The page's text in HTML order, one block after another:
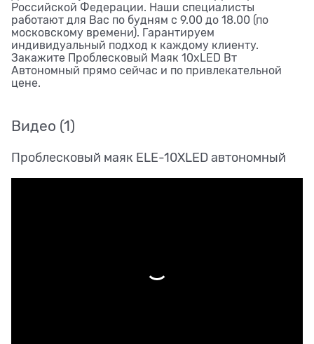
Российской Федерации. Наши специалисты
работают для Вас по будням с 9.00 до 18.00 (по
московскому времени). Гарантируем
индивидуальный подход к каждому клиенту.
Закажите Проблесковый Маяк 10хLED Вт
Автономный прямо сейчас и по привлекательной
цене.
Видео (1)
Проблесковый маяк ELE-10XLED автономный